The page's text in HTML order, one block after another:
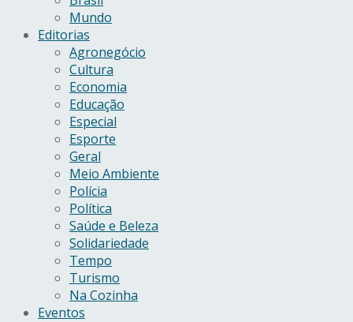
Mundo
Editorias
Agronegócio
Cultura
Economia
Educação
Especial
Esporte
Geral
Meio Ambiente
Polícia
Política
Saúde e Beleza
Solidariedade
Tempo
Turismo
Na Cozinha
Eventos